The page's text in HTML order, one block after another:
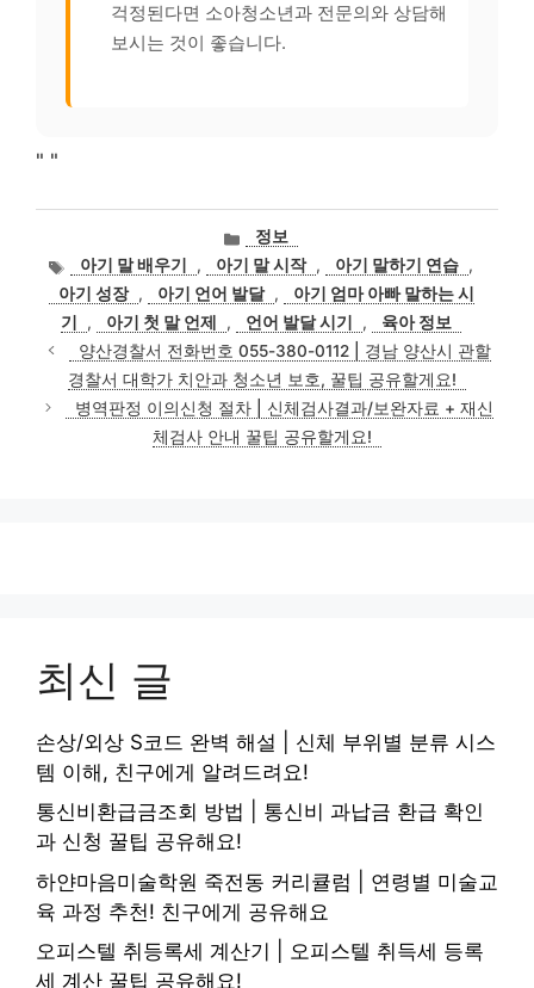
걱정된다면 소아청소년과 전문의와 상담해
보시는 것이 좋습니다.
" "
카
테
고
리
정보
태
그
아기 말 배우기 , 아기 말 시작 , 아기 말하기 연습 ,
아기 성장 , 아기 언어 발달 ,
아기 엄마 아빠 말하는 시
기
, 아기 첫 말 언제 , 언어 발달 시기 ,
육아 정보
양산경찰서 전화번호 055-380-0112 | 경남 양산시 관할
경찰서 대학가 치안과 청소년 보호, 꿀팁 공유할게요!
병역판정 이의신청 절차 | 신체검사결과/보완자료 + 재신
체검사 안내 꿀팁 공유할게요!
최신 글
손상/외상 S코드 완벽 해설 | 신체 부위별 분류 시스
템 이해, 친구에게 알려드려요!
통신비환급금조회 방법 | 통신비 과납금 환급 확인
과 신청 꿀팁 공유해요!
하얀마음미술학원 죽전동 커리큘럼 | 연령별 미술교
육 과정 추천! 친구에게 공유해요
오피스텔 취등록세 계산기 | 오피스텔 취득세 등록
세 계산 꿀팁 공유해요!